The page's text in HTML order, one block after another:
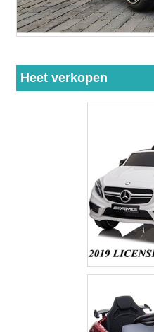
Heet verkopen